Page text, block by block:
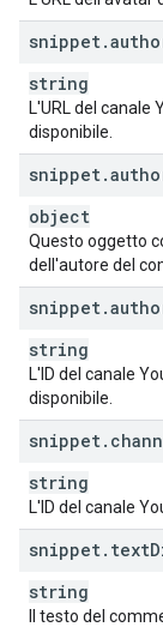
snippet.
string
L'URL del canale
disponibile.
snippet.
object
Questo oggetto
dell'autore del
snippet.
string
L'ID del canale
disponibile.
snippet.
string
L'ID del canale
snippet. text
string
Il testo del